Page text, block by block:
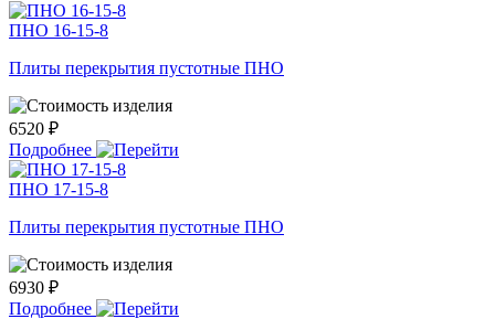
ПНО 16-15-8
Плиты перекрытия пустотные ПНО
6520 ₽
Подробнее
ПНО 17-15-8
Плиты перекрытия пустотные ПНО
6930 ₽
Подробнее